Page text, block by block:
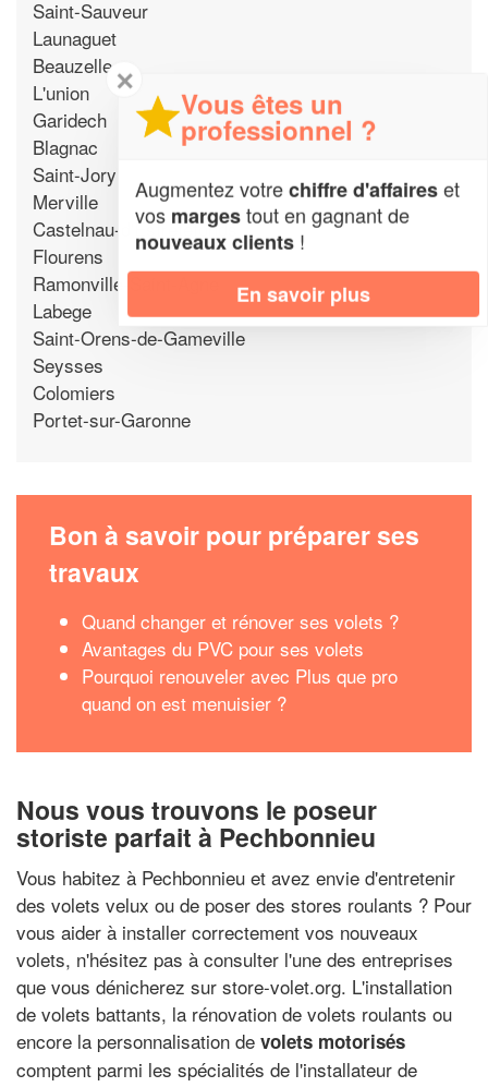
Saint-Sauveur
Launaguet
Beauzelle
L'union
Garidech
Blagnac
Saint-Jory
Merville
Castelnau-d'Estretefonds
Flourens
Ramonville-Saint-Agne
Labege
Saint-Orens-de-Gameville
Seysses
Colomiers
Portet-sur-Garonne
Bon à savoir pour préparer ses
travaux
Quand changer et rénover ses volets ?
Avantages du PVC pour ses volets
Pourquoi renouveler avec Plus que pro
quand on est menuisier ?
Nous vous trouvons le poseur
storiste parfait à Pechbonnieu
Vous habitez à Pechbonnieu et avez envie d'entretenir
des volets velux ou de poser des stores roulants ? Pour
vous aider à installer correctement vos nouveaux
volets, n'hésitez pas à consulter l'une des entreprises
que vous dénicherez sur store-volet.org. L'installation
de volets battants, la rénovation de volets roulants ou
encore la personnalisation de volets motorisés
comptent parmi les spécialités de l'installateur de
✕
Vous êtes un
professionnel ?
Augmentez votrechiffre d'affaireset
vos margestout en gagnant de
nouveaux clients !
En savoir plus